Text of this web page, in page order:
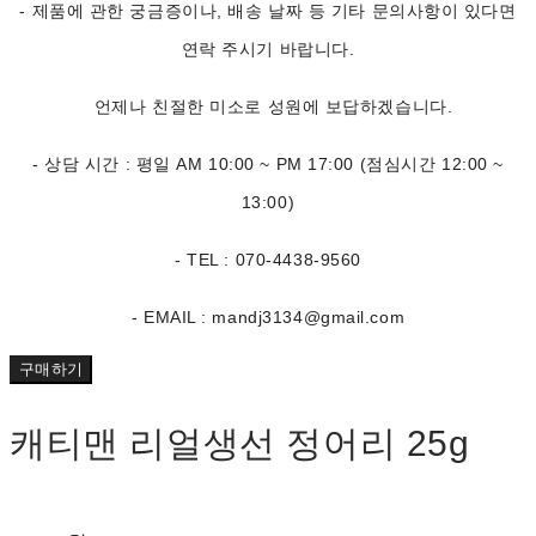
- 제품에 관한 궁금증이나, 배송 날짜 등 기타 문의사항이 있다면
연락 주시기 바랍니다.
언제나 친절한 미소로 성원에 보답하겠습니다.
- 상담 시간 : 평일 AM 10:00 ~ PM 17:00 (점심시간 12:00 ~
13:00)
- TEL : 070-4438-9560
- EMAIL : mandj3134@gmail.com
구매하기
캐티맨 리얼생선 정어리 25g